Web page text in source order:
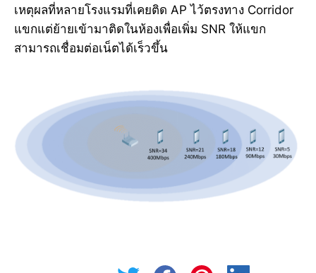
เหตุผลที่หลายโรงแรมที่เคยติด AP ไว้ตรงทาง Corridor
แขกแต่ย้ายเข้ามาติดในห้องเพื่อเพิ่ม SNR ให้แขก
สามารถเชื่อมต่อเน็ตได้เร็วขึ้น